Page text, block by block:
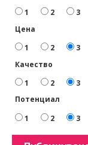
1 2 3
Цена
1
2 3
Качество
1
2 3
Потенциал
1
2 3